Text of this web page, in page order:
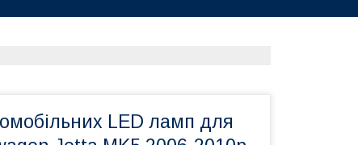
LED ламп для